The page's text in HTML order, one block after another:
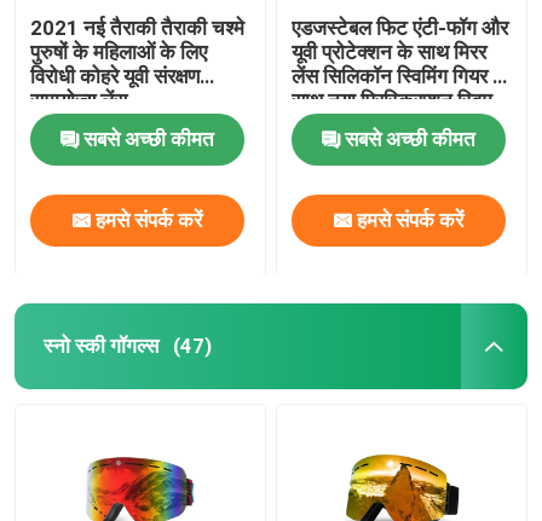
स्विमिंग सहायक उपकरण
स्कूबा डाइविंग स्नोर्कल
2021 नई तैराकी तैराकी चश्मे
पुरुषों के महिलाओं के लिए
विरोधी कोहरे यूवी संरक्षण
समायोज्य लेंस
सबसे अच्छी कीमत
हमसे संपर्क करें
एडजस्टेबल फिट एंटी-फॉग और
यूवी प्रोटेक्शन के साथ मिरर
लेंस सिलिकॉन स्विमिंग गियर के
साथ नया प्रिस्क्रिप्शन स्विम
गॉगल्स
सबसे अच्छी कीमत
हमसे संपर्क करें
स्नो स्की गॉगल्स (47)